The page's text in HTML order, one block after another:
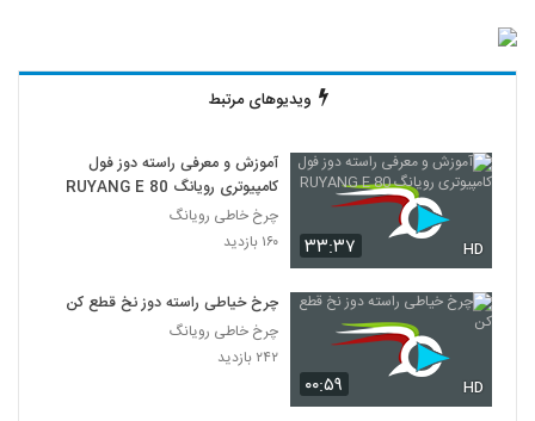
ویدیوهای مرتبط
۳۳:۳۷ HD
آموزش و معرفی راسته دوز فول
کامپیوتری رویانگ RUYANG E 80
چرخ خاطی رویانگ
۱۶۰ بازدید
۰۰:۵۹ HD
چرخ خیاطی راسته دوز نخ قطع کن
چرخ خاطی رویانگ
۲۴۲ بازدید